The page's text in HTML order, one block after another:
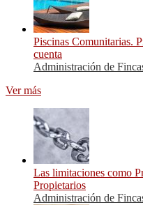
Piscinas Comunitarias.
cuenta
Administración de
Ver más
Las limitaciones como
Propietarios
Administración de